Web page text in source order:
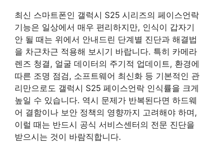
최신 스마트폰인 갤럭시 S25 시리즈의 페이스언락
기능은 일상에서 매우 편리하지만, 인식이 갑자기
안 될 때는 위에서 안내드린 단계별 진단과 해결법
을 차근차근 적용해 보시기 바랍니다. 특히 카메라
렌즈 청결, 얼굴 데이터의 주기적 업데이트, 환경에
따른 조명 점검, 소프트웨어 최신화 등 기본적인 관
리만으로도 갤럭시 S25 페이스언락 인식률을 크게
높일 수 있습니다. 역시 문제가 반복된다면 하드웨
어 결함이나 보안 정책의 영향까지 고려해야 하며,
이럴 때는 반드시 공식 서비스센터의 전문 진단을
받으시는 것이 바람직합니다.